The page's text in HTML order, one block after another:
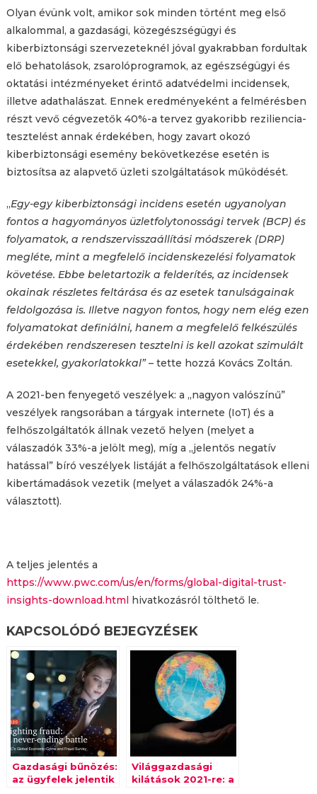
Olyan évünk volt, amikor sok minden történt meg első
alkalommal, a gazdasági, közegészségügyi és
kiberbiztonsági szervezeteknél jóval gyakrabban fordultak
elő behatolások, zsarolóprogramok, az egészségügyi és
oktatási intézményeket érintő adatvédelmi incidensek,
illetve adathalászat. Ennek eredményeként a felmérésben
részt vevő cégvezetők 40%-a tervez gyakoribb reziliencia-
tesztelést annak érdekében, hogy zavart okozó
kiberbiztonsági esemény bekövetkezése esetén is
biztosítsa az alapvető üzleti szolgáltatások működését.
„Egy-egy kiberbiztonsági incidens esetén ugyanolyan
fontos a hagyományos üzletfolytonossági tervek (BCP) és
folyamatok, a rendszervisszaállítási módszerek (DRP)
megléte, mint a megfelelő incidenskezelési folyamatok
követése. Ebbe beletartozik a felderítés, az incidensek
okainak részletes feltárása és az esetek tanulságainak
feldolgozása is. Illetve nagyon fontos, hogy nem elég ezen
folyamatokat definiálni, hanem a megfelelő felkészülés
érdekében rendszeresen tesztelni is kell azokat szimulált
esetekkel, gyakorlatokkal”– tette hozzá Kovács Zoltán.
A 2021-ben fenyegető veszélyek: a „nagyon valószínű”
veszélyek rangsorában a tárgyak internete (IoT) és a
felhőszolgáltatók állnak vezető helyen (melyet a
válaszadók 33%-a jelölt meg), míg a „jelentős negatív
hatással” bíró veszélyek listáját a felhőszolgáltatások elleni
kibertámadások vezetik (melyet a válaszadók 24%-a
választott).
A teljes jelentés a
https://www.pwc.com/us/en/forms/global-digital-trust-
insights-download.htmlhivatkozásról tölthető le.
KAPCSOLÓDÓ BEJEGYZÉSEK
Gazdasági bűnözés:
az ügyfelek jelentik
Világgazdasági
kilátások 2021-re: a